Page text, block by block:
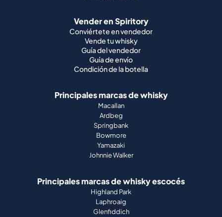
Vender en Spiritory
Conviértete en vendedor
Vende tu whisky
Guía del vendedor
Guía de envío
Condición de la botella
Principales marcas de whisky
Macallan
Ardbeg
Springbank
Bowmore
Yamazaki
Johnnie Walker
Principales marcas de whisky escocés
Highland Park
Laphroaig
Glenfiddich